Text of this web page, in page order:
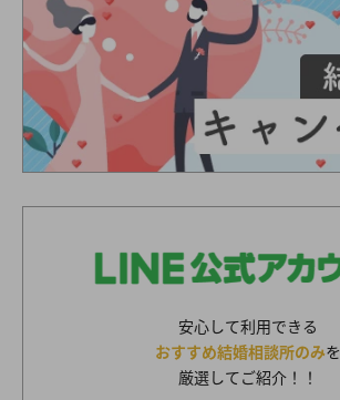
安心して利用できる
おすすめ結婚相談所のみを
厳選してご紹介！！